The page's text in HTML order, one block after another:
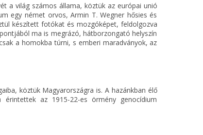
a világ számos állama, köztük az európai unió
egy német orvos, Armin T. Wegner hősies és
készített fotókat és mozgóképet, feldolgozva
ma is megrázó, hátborzongató helyszín
a homokba túrni, s emberi maradványok, az
köztük Magyarországra is. A hazánkban élő
az 1915-22-es örmény genocídium